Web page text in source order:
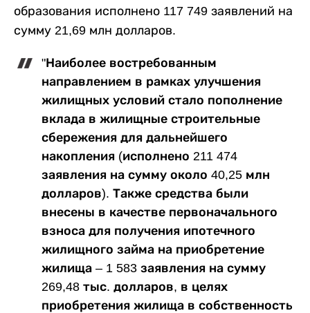
образования исполнено 117 749 заявлений на
сумму 21,69 млн долларов.
"Наиболее востребованным
направлением в рамках улучшения
жилищных условий стало пополнение
вклада в жилищные строительные
сбережения для дальнейшего
накопления (исполнено 211 474
заявления на сумму около 40,25 млн
долларов). Также средства были
внесены в качестве первоначального
взноса для получения ипотечного
жилищного займа на приобретение
жилища – 1 583 заявления на сумму
269,48 тыс. долларов, в целях
приобретения жилища в собственность